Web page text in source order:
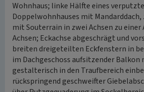
Wohnhaus; linke Hälfte eines
Doppelwohnhauses mit
mit Souterrain in zwei Achsen zu einer
Achsen; Eckachse abgeschrägt und
breiten dreigeteilten Eckfenstern in
im Dachgeschoss aufsitzender Balkon
gestalterisch in den Traufbereich
rückspringend geschweifter